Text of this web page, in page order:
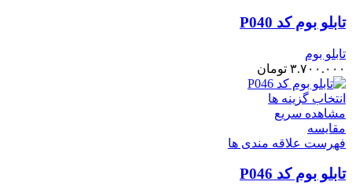
تابلو بوم کد P040
تابلو بوم
۳.۷۰۰.۰۰۰ تومان
انتخاب گزینه ها
مشاهده سریع
مقایسه
فهرست علاقه مندی ها
تابلو بوم کد P046